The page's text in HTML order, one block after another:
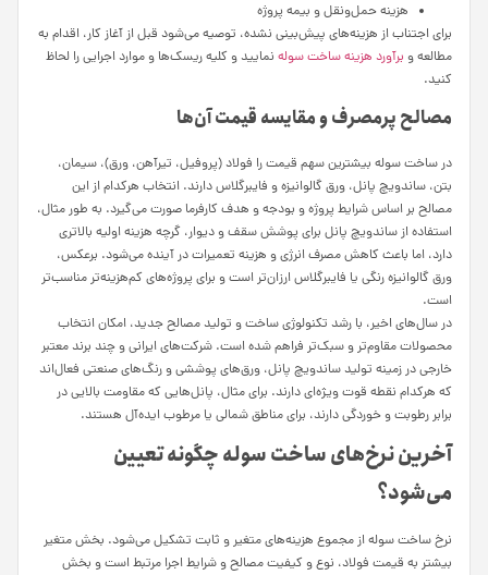
هزینه حمل‌ونقل و بیمه پروژه
برای اجتناب از هزینه‌های پیش‌بینی نشده، توصیه می‌شود قبل از آغاز کار، اقدام به
مطالعه و برآورد هزینه ساخت سوله نمایید و کلیه ریسک‌ها و موارد اجرایی را لحاظ
کنید.
مصالح پرمصرف و مقایسه قیمت آن‌ها
در ساخت سوله بیشترین سهم قیمت را فولاد (پروفیل، تیرآهن، ورق)، سیمان،
بتن، ساندویچ پانل، ورق گالوانیزه و فایبرگلاس دارند. انتخاب هرکدام از این
مصالح بر اساس شرایط پروژه و بودجه و هدف کارفرما صورت می‌گیرد. به طور مثال،
استفاده از ساندویچ پانل برای پوشش سقف و دیوار، گرچه هزینه اولیه بالاتری
دارد، اما باعث کاهش مصرف انرژی و هزینه تعمیرات در آینده می‌شود. برعکس،
ورق گالوانیزه رنگی یا فایبرگلاس ارزان‌تر است و برای پروژه‌های کم‌هزینه‌تر مناسب‌تر
است.
در سال‌های اخیر، با رشد تکنولوژی ساخت و تولید مصالح جدید، امکان انتخاب
محصولات مقاوم‌تر و سبک‌تر فراهم شده است. شرکت‌های ایرانی و چند برند معتبر
خارجی در زمینه تولید ساندویچ پانل، ورق‌های پوششی و رنگ‌های صنعتی فعال‌اند
که هرکدام نقطه قوت ویژه‌ای دارند. برای مثال، پانل‌هایی که مقاومت بالایی در
برابر رطوبت و خوردگی دارند، برای مناطق شمالی یا مرطوب ایده‌آل هستند.
آخرین نرخ‌های ساخت سوله چگونه تعیین
می‌شود؟
نرخ ساخت سوله از مجموع هزینه‌های متغیر و ثابت تشکیل می‌شود. بخش متغیر
بیشتر به قیمت فولاد، نوع و کیفیت مصالح و شرایط اجرا مرتبط است و بخش